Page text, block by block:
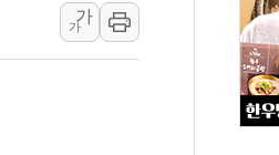
로 카카오 T 택시 호출 서비스
설 80주년' 기념식...지역축제 '불금전
단의료복합단지 지정 준비 본격화…'AI
가
가